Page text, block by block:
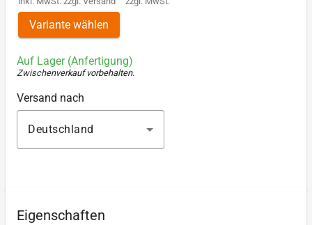
Variante wählen
Auf Lager (Anfertigung)
Zwischenverkauf vorbehalten.
Versand nach
Deutschland
Eigenschaften